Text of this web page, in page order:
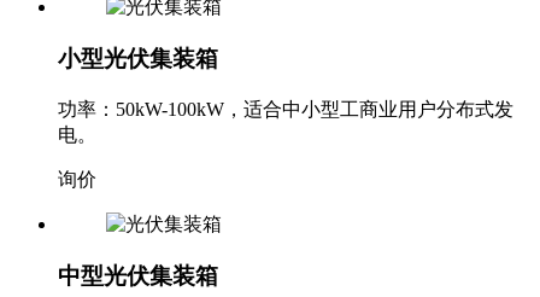
小型光伏集装箱
功率：50kW-100kW，适合中小型工商业用户分布式发
电。
询价
中型光伏集装箱